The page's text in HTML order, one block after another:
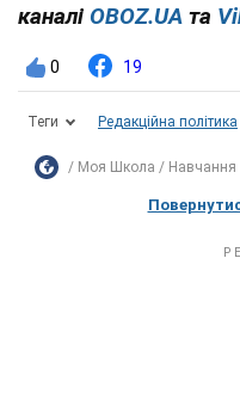
каналі OBOZ.UA та
0 19
Теги Редакційна політика
Моя Школа Навчання